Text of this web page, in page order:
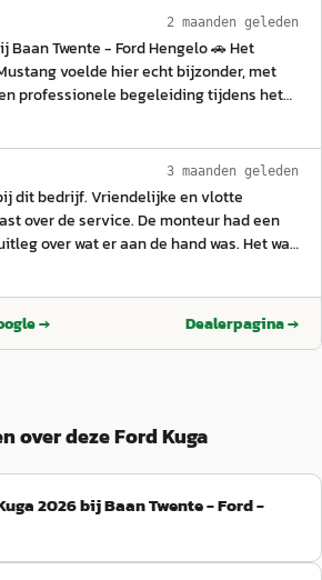
2 maanden geleden
Baan Twente - Ford Hengelo 🚗 Het
voelde hier echt bijzonder, met
professionele begeleiding tijdens het
zoals de Ford Kuga is veel kennis
en
je direct welkom voelt in de showroom.
en overzichtelijk opgesteld, zodat je
het wachten staat er
klaar ☕ wat zorgt voor een
Ford-dealer
en rijplezier centraal staan 👍”
3 maanden geleden
dit bedrijf. Vriendelijke en vlotte
over de service. De monteur had een
over wat er aan de hand was. Het was
maar zo is het tenminste
→ Dealerpagina →
over deze Ford Kuga
2026 bij Baan Twente - Ford -